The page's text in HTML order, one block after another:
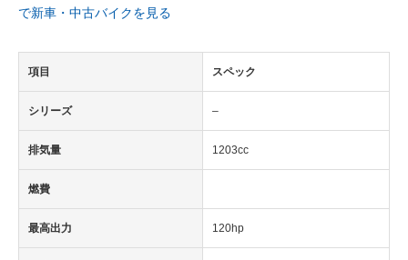
で新車・中古バイクを見る
項目 スペック
シリーズ –
排気量 1203cc
燃費
最高出力 120hp